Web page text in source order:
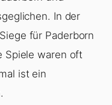
In der
für Paderborn
Spiele waren oft
ist ein